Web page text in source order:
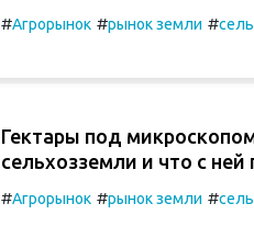
#Агрорынок #рынок земли #
Гектары под
сельхозземли и что с
#Агрорынок #рынок земли #